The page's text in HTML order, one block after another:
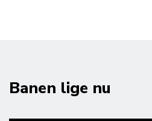
Banen lige nu